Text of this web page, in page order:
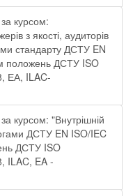
курсом:
з якості, аудиторів
стандарту ДСТУ EN
положень ДСТУ ISO
ЕА, ILAC-
курсом: "Внутрішній
ДСТУ EN ISO/IEC
ДСТУ ISO
ILAC, EA -